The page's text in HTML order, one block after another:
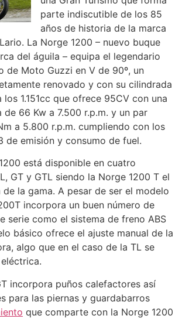
parte indiscutible de los 85
años de historia de la marca
La Norge 1200 – nuevo buque
del águila – equipa el legendario
de Moto Guzzi en V de 90º, un
renovado y con su cilindrada
los 1.151cc que ofrece 95CV con una
de 66 Kw a 7.500 r.p.m. y un par
a 5.800 r.p.m. cumpliendo con los
de emisión y consumo de fuel.
está disponible en cuatro
GT y GTL siendo la Norge 1200 T el
la gama. A pesar de ser el modelo
incorpora un buen número de
serie como el sistema de freno ABS
básico ofrece el ajuste manual de la
algo que en el caso de la TL se
incorpora puños calefactores así
para las piernas y guardabarros
que comparte con la Norge 1200